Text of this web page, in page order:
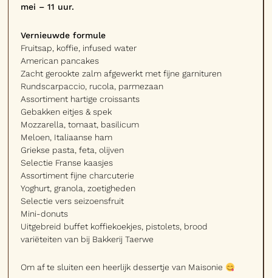
mei – 11 uur.
Vernieuwde formule
Fruitsap, koffie, infused water
American pancakes
Zacht gerookte zalm afgewerkt met fijne garnituren
Rundscarpaccio, rucola, parmezaan
Assortiment hartige croissants
Gebakken eitjes & spek
Mozzarella, tomaat, basilicum
Meloen, Italiaanse ham
Griekse pasta, feta, olijven
Selectie Franse kaasjes
Assortiment fijne charcuterie
Yoghurt, granola, zoetigheden
Selectie vers seizoensfruit
Mini-donuts
Uitgebreid buffet koffiekoekjes, pistolets, brood
variëteiten van bij Bakkerij Taerwe
Om af te sluiten een heerlijk dessertje van Maisonie